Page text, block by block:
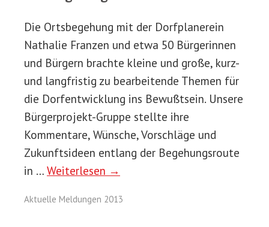
Die Ortsbegehung mit der Dorfplanerein
Nathalie Franzen und etwa 50 Bürgerinnen
und Bürgern brachte kleine und große, kurz-
und langfristig zu bearbeitende Themen für
die Dorfentwicklung ins Bewußtsein. Unsere
Bürgerprojekt-Gruppe stellte ihre
Kommentare, Wünsche, Vorschläge und
Zukunftsideen entlang der Begehungsroute
in … Weiterlesen →
Aktuelle Meldungen 2013